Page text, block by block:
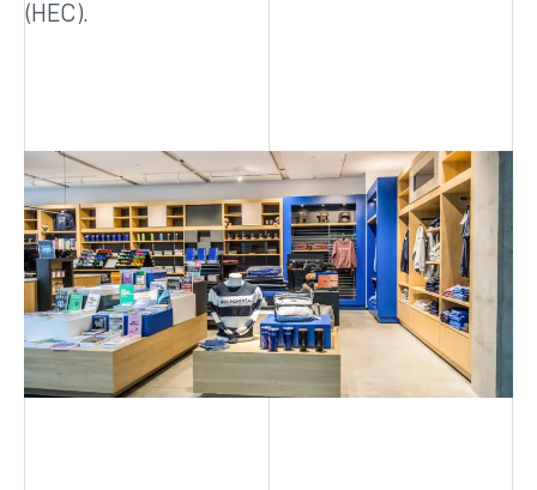
(HEC).